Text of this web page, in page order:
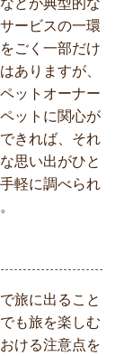
どが典型的な
ービスの一環
ごく一部だけ
ありますが、
ットオーナー
ットに関心が
きれば、それ
思い出がひと
軽に調べられ
旅に出ること
も旅を楽しむ
ける注意点を